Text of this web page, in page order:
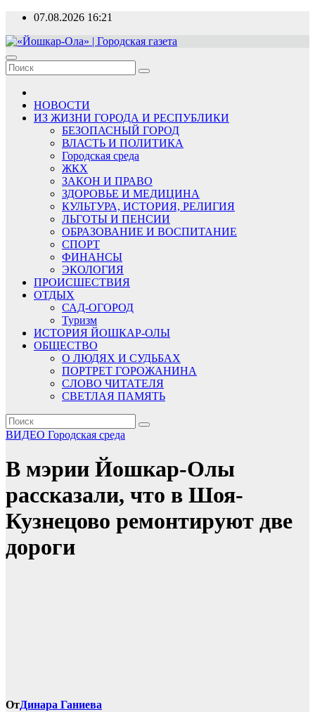
Перейти
содержимому
07.08.2026 16:21
«Йошкар-Ола» | Городская газета
Новости, события, люди
НОВОСТИ
ИЗ ЖИЗНИ ГОРОДА И РЕСПУБЛИКИ
БЕЗОПАСНЫЙ ГОРОД
ВЛАСТЬ И ПОЛИТИКА
Городская среда
ЖКХ
ЗАКОН И ПРАВО
ЗДОРОВЬЕ И МЕДИЦИНА
КУЛЬТУРА, ИСТОРИЯ, РЕЛИГИЯ
ЛЬГОТЫ И ПЕНСИИ
ОБРАЗОВАНИЕ И ВОСПИТАНИЕ
СПОРТ
ФИНАНСЫ
ЭКОЛОГИЯ
ПРОИСШЕСТВИЯ
ОТДЫХ
САД-ОГОРОД
Туризм
ИСТОРИЯ ЙОШКАР-ОЛЫ
ОБЩЕСТВО
О ЛЮДЯХ И СУДЬБАХ
ПОРТРЕТ ГОРОЖАНИНА
СЛОВО ЧИТАТЕЛЯ
СВЕТЛАЯ ПАМЯТЬ
ВИДЕО Городская среда
В мэрии Йошкар-Олы
рассказали, что в Шоя-
Кузнецово ремонтируют две
дороги
ОтДинара Ганиева